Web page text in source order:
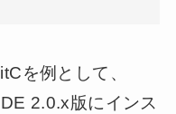
を例として、
2.0.x版にインス